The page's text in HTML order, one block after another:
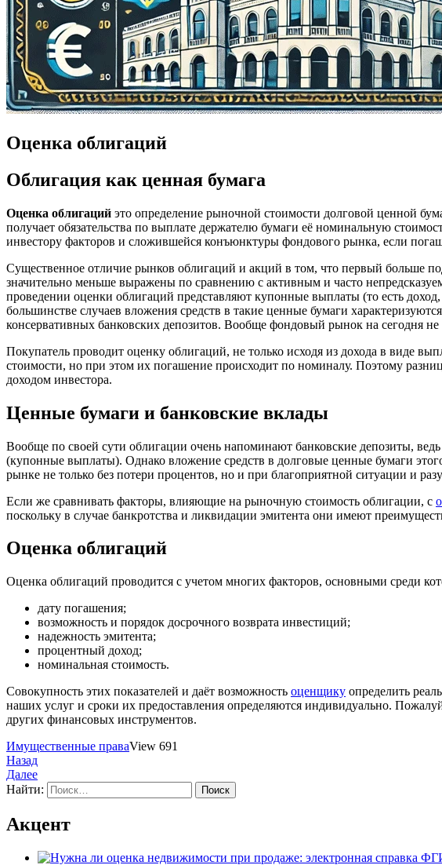
Оценка облигаций
Облигация как ценная бумага
Оценка облигаций это определение рыночной стоимости долговой ценной
получает обязательства по выплате держателю бумаги её номинальную
инвестору факторов и сложившейся конъюнктуры фондового рынка, если
Существенное отличие рынков облигаций и акций в том, что первый больше
значительно меньше выражены по сравнению с активным и часто
проведении оценки облигаций представляют купонные выплаты (то есть
большинстве случаев вложения средств в такие ценные бумаги
консервативных банковских депозитов. Вообще фондовый рынок на сегодня
Покупатель проводит оценку облигаций, не только исходя из дохода в виде
стоимости, но при этом их погашение происходит по номиналу. Поэтому
доходом инвестора.
Ценные бумаги и банковские вклады
Вообще по своей сути облигации очень напоминают банковские депозиты,
(купонные выплаты). Однако вложение средств в долговые ценные бумаги
рынке не только без потери процентов, но и при благоприятной ситуации и
Если же сравнивать факторы, влияющие на рыночную стоимость облигации, с
поскольку в случае банкротства и ликвидации эмитента они имеют
Оценка облигаций
Оценка облигаций проводится с учетом многих факторов, основными среди
дату погашения;
возможность и порядок досрочного возврата инвестиций;
надежность эмитента;
процентный доход;
номинальная стоимость.
Совокупность этих показателей и даёт возможность оценщику определить
наших услуг и сроки их предоставления определяются индивидуально.
других финансовых инструментов.
Имущественные праваView 691
Назад
Далее
Найти:
Акцент